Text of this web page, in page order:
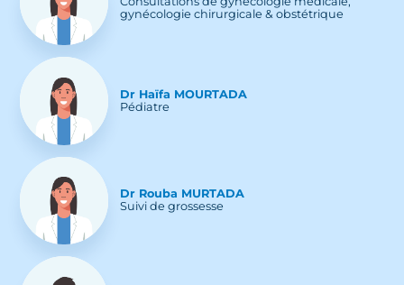
gynécologie chirurgicale & obstétrique
Dr Haïfa MOURTADA
Pédiatre
Dr Rouba MURTADA
Suivi de grossesse